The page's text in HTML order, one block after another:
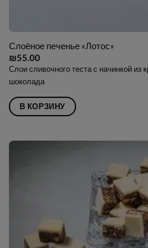
Слоёное печенье «Лотос»
₪55.00
Слои сливочного теста с начинкой из
шоколада
В КОРЗИНУ